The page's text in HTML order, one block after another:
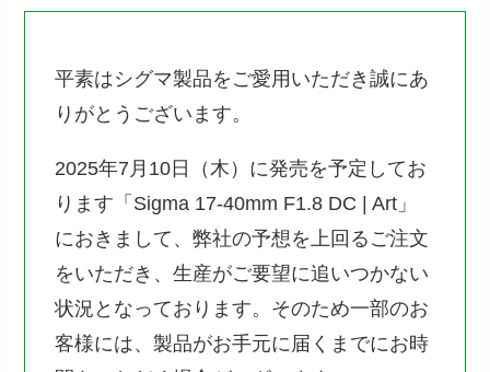
平素はシグマ製品をご愛用いただき誠にあ
りがとうございます。
2025年7月10日（木）に発売を予定してお
ります「Sigma 17-40mm F1.8 DC | Art」
におきまして、弊社の予想を上回るご注文
をいただき、生産がご要望に追いつかない
状況となっております。そのため一部のお
客様には、製品がお手元に届くまでにお時